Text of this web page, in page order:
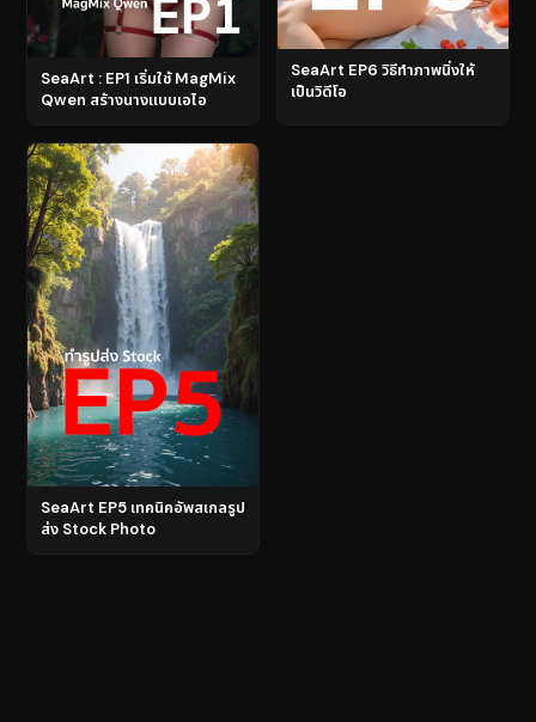
SeaArt : EP1 เริ่มใช้ MagMix
Qwen สร้างนางแบบเอไอ
SeaArt EP6 วิธีทำภาพนิ่งให้
เป็นวิดีโอ
SeaArt EP5 เทคนิคอัพสเกลรูป
ส่ง Stock Photo